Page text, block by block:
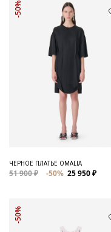
-50%
ЧЕРНОЕ ПЛАТЬЕ OMALIA
51 900 ₽ -50% 25 950 ₽
-50%